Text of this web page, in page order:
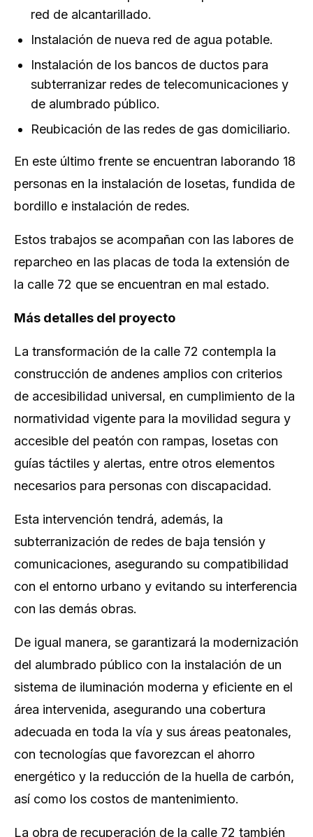
red de alcantarillado.
Instalación de nueva red de agua potable.
Instalación de los bancos de ductos para
subterranizar redes de telecomunicaciones y
de alumbrado público.
Reubicación de las redes de gas domiciliario.
En este último frente se encuentran laborando 18
personas en la instalación de losetas, fundida de
bordillo e instalación de redes.
Estos trabajos se acompañan con las labores de
reparcheo en las placas de toda la extensión de
la calle 72 que se encuentran en mal estado.
Más detalles del proyecto
La transformación de la calle 72 contempla la
construcción de andenes amplios con criterios
de accesibilidad universal, en cumplimiento de la
normatividad vigente para la movilidad segura y
accesible del peatón con rampas, losetas con
guías táctiles y alertas, entre otros elementos
necesarios para personas con discapacidad.
Esta intervención tendrá, además, la
subterranización de redes de baja tensión y
comunicaciones, asegurando su compatibilidad
con el entorno urbano y evitando su interferencia
con las demás obras.
De igual manera, se garantizará la modernización
del alumbrado público con la instalación de un
sistema de iluminación moderna y eficiente en el
área intervenida, asegurando una cobertura
adecuada en toda la vía y sus áreas peatonales,
con tecnologías que favorezcan el ahorro
energético y la reducción de la huella de carbón,
así como los costos de mantenimiento.
La obra de recuperación de la calle 72 también